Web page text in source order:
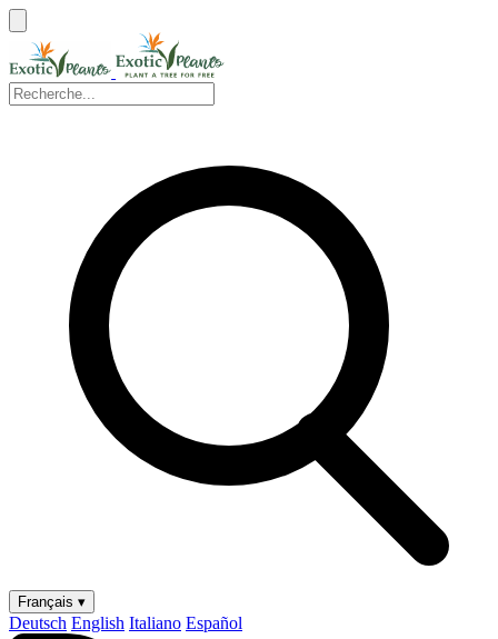
Français ▾
Deutsch English Italiano Español